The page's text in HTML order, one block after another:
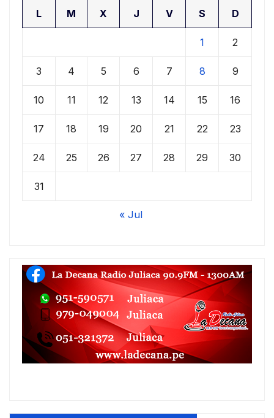
L M X J V S D
1 2
3 4 5 6 7 8 9
10 11 12 13 14 15 16
17 18 19 20 21 22 23
24 25 26 27 28 29 30
31
« Jul